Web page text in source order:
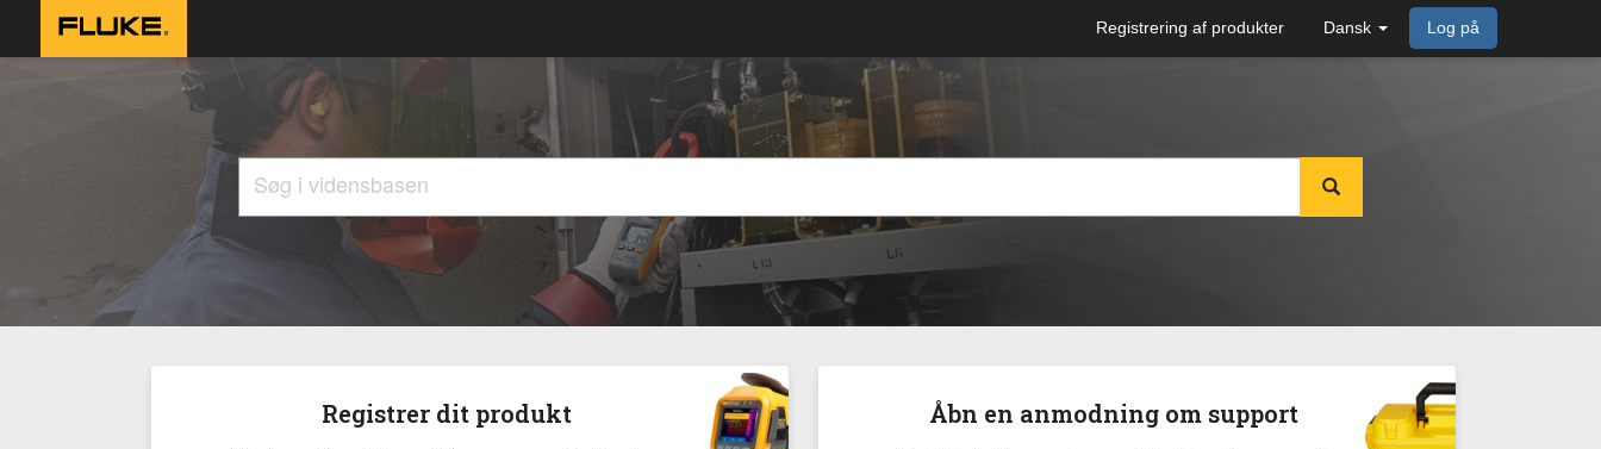
Registrering af produkter Dansk Log på
Registrer dit produkt Åbn en anmodning om support